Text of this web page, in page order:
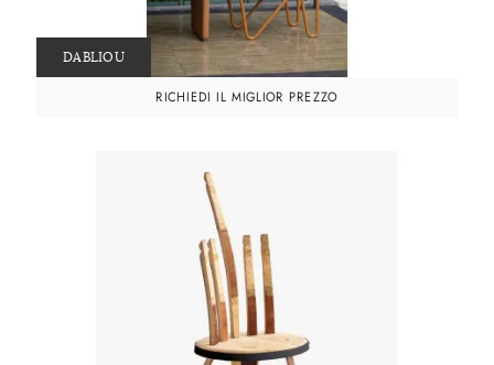
DABLIOU
RICHIEDI IL MIGLIOR PREZZO